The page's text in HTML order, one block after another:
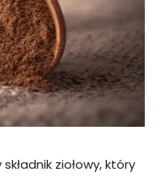
ziołowy, który